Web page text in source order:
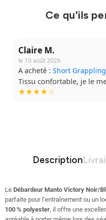
Ce qu'ils
Claire M.
le 10 août 2026
A acheté : Short
Tissu confortable, je le
★★★★☆
Description
Le Débardeur Manto Victory Noir/
parfaite pour l’entraînement ou un
100 % polyester, il offre une